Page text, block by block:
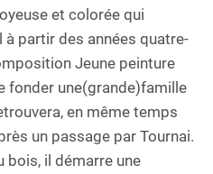
et colorée qui
partir des années quatre-
Jeune peinture
fonder une(grande)famille
en même temps
un passage par Tournai.
bois, il démarre une